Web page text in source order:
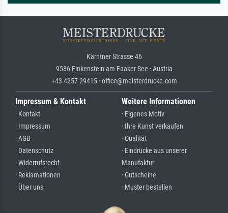
Kärntner Strasse 46
9586 Finkenstein am Faaker See · Austria
+43 4257 29415 · office@meisterdrucke.com
Impressum & Kontakt
· Kontakt
· Impressum
· AGB
· Datenschutz
· Widerrufsrecht
· Reklamationen
· Über uns
Weitere Informationen
· Eigenes Motiv
· Ihre Kunst verkaufen
· Qualität
· Eindrücke aus unserer
Manufaktur
· Gutscheine
· Muster bestellen